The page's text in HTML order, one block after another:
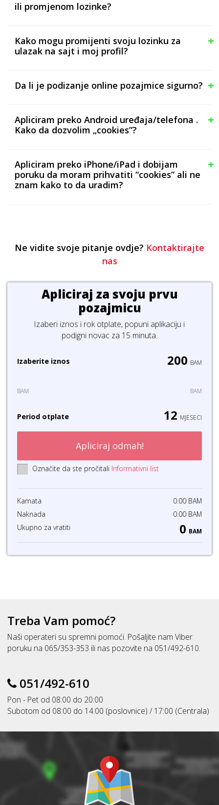
ili promjenom lozinke?
Kako mogu promijenti svoju lozinku za
ulazak na sajt i moj profil?
Da li je podizanje online pozajmice sigurno?
Apliciram preko Android uređaja/telefona .
Kako da dozvolim „cookies”?
Apliciram preko iPhone/iPad i dobijam
poruku da moram prihvatiti “cookies” ali ne
znam kako to da uradim?
Ne vidite svoje pitanje ovdje? Kontaktirajte
nas
Apliciraj za svoju prvu
pozajmicu
Izaberi iznos i rok otplate, popuni aplikaciju i
podigni novac za 15 minuta.
Izaberite iznos BAM
BAM BAM
Period otplate 12 MJESECI
Apliciraj odmah!
Označite da ste pročitali Informativni list
Kamata 0.00 BAM
Naknada
0.00 BAM
Ukupno za vratiti
0 BAM
Treba Vam pomoć?
Naši operateri su spremni pomoći. Pošaljite nam Viber
poruku na 065/353-353 ili nas pozovite na 051/492-610.
051/492-610
Pon - Pet od 08:00 do 20:00
Subotom od 08:00 do 14:00 (poslovnice) / 17:00 (Centrala)